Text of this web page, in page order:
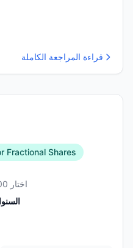
قراءة المراجعة الكاملة
Fractional Shares
اختار 140,000 من المتداولين هذا الوسيط